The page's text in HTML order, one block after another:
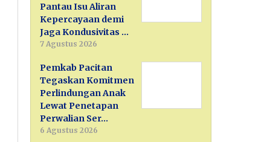
Pantau Isu Aliran
Kepercayaan demi
Jaga Kondusivitas …
7 Agustus 2026
Pemkab Pacitan
Tegaskan Komitmen
Perlindungan Anak
Lewat Penetapan
Perwalian Ser…
6 Agustus 2026